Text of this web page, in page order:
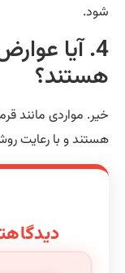
4. آیا
مواردی مانند
و با رعایت روش